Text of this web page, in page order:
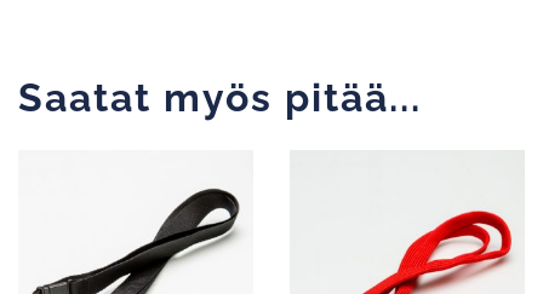
Saatat myös pitää...